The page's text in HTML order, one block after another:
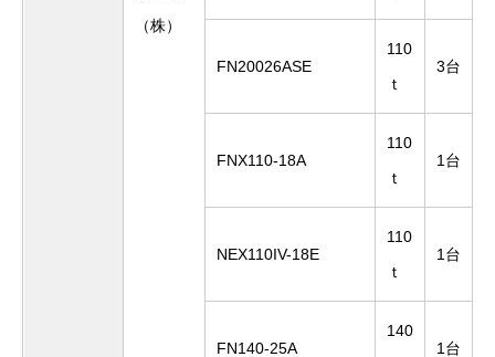
（株）
FN20026ASE
110
ｔ
3台
FNX110-18A
110
ｔ
1台
NEX110IV-18E
110
ｔ
1台
FN140-25A
140
1台